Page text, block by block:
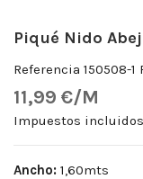
Piqué Nido
Referencia 150508-1
11,99 €/M
Impuestos incluidos
Ancho: 1,60mts